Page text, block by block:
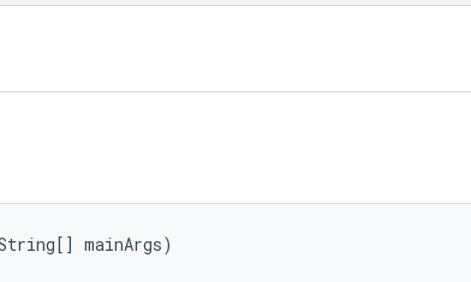
mainArgs)